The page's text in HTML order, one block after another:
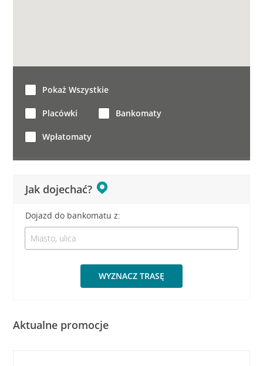
Jak dojechać?
Dojazd do bankomatu z:
WYZNACZ TRASĘ
Pokaż Wszystkie
Placówki Bankomaty
Wpłatomaty
Aktualne promocje